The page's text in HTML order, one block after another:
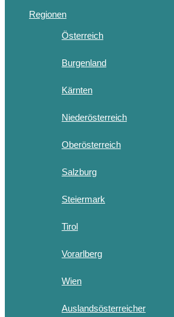
Regionen
Österreich
Burgenland
Kärnten
Niederösterreich
Oberösterreich
Salzburg
Steiermark
Tirol
Vorarlberg
Wien
Auslandsösterreicher